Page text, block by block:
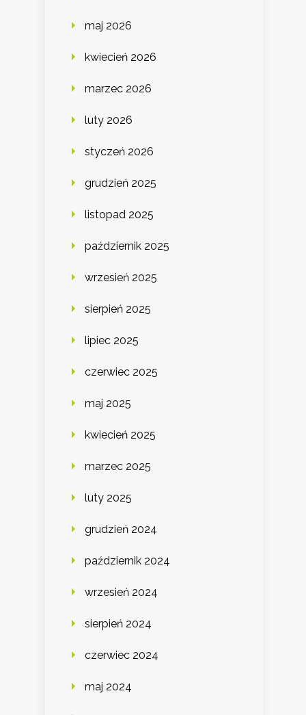
maj 2026
kwiecień 2026
marzec 2026
luty 2026
styczeń 2026
grudzień 2025
listopad 2025
październik 2025
wrzesień 2025
sierpień 2025
lipiec 2025
czerwiec 2025
maj 2025
kwiecień 2025
marzec 2025
luty 2025
grudzień 2024
październik 2024
wrzesień 2024
sierpień 2024
czerwiec 2024
maj 2024